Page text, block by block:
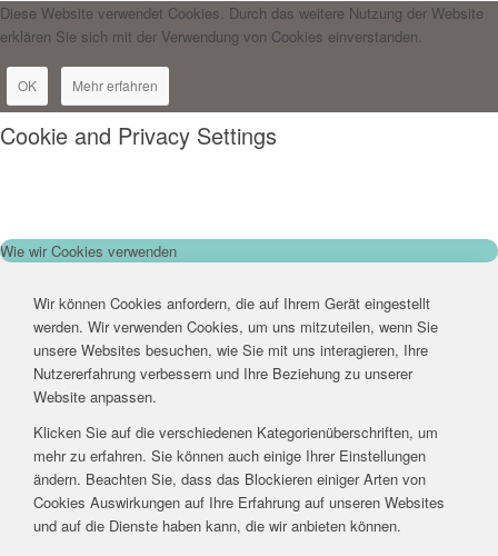
Diese Website verwendet Cookies. Durch das weitere Nutzung der Website
erklären Sie sich mit der Verwendung von Cookies einverstanden.
OK Mehr erfahren
Cookie and Privacy Settings
Wie wir Cookies verwenden
Wir können Cookies anfordern, die auf Ihrem Gerät eingestellt
werden. Wir verwenden Cookies, um uns mitzuteilen, wenn Sie
unsere Websites besuchen, wie Sie mit uns interagieren, Ihre
Nutzererfahrung verbessern und Ihre Beziehung zu unserer
Website anpassen.
Klicken Sie auf die verschiedenen Kategorienüberschriften, um
mehr zu erfahren. Sie können auch einige Ihrer Einstellungen
ändern. Beachten Sie, dass das Blockieren einiger Arten von
Cookies Auswirkungen auf Ihre Erfahrung auf unseren Websites
und auf die Dienste haben kann, die wir anbieten können.